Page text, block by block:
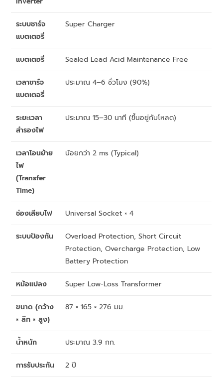
ระบบชาร์จ
แบตเตอรี่
Super Charger
แบตเตอรี่ Sealed Lead Acid Maintenance Free
เวลาชาร์จ
แบตเตอรี่
ประมาณ 4–6 ชั่วโมง (90%)
ระยะเวลา
สำรองไฟ
ประมาณ 15–30 นาที (ขึ้นอยู่กับโหลด)
เวลาโอนย้าย
ไฟ
(Transfer
Time)
น้อยกว่า 2 ms (Typical)
ช่องเสียบไฟ Universal Socket × 4
ระบบป้องกัน
Overload Protection, Short Circuit
Protection, Overcharge Protection, Low
Battery Protection
หม้อแปลง Super Low-Loss Transformer
ขนาด (กว้าง
× ลึก × สูง)
87 × 165 × 276 มม.
น้ำหนัก ประมาณ 3.9 กก.
การรับประกัน 2 ปี